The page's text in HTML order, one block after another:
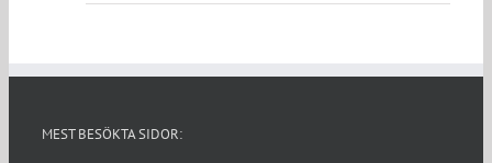
MEST BESÖKTA SIDOR: